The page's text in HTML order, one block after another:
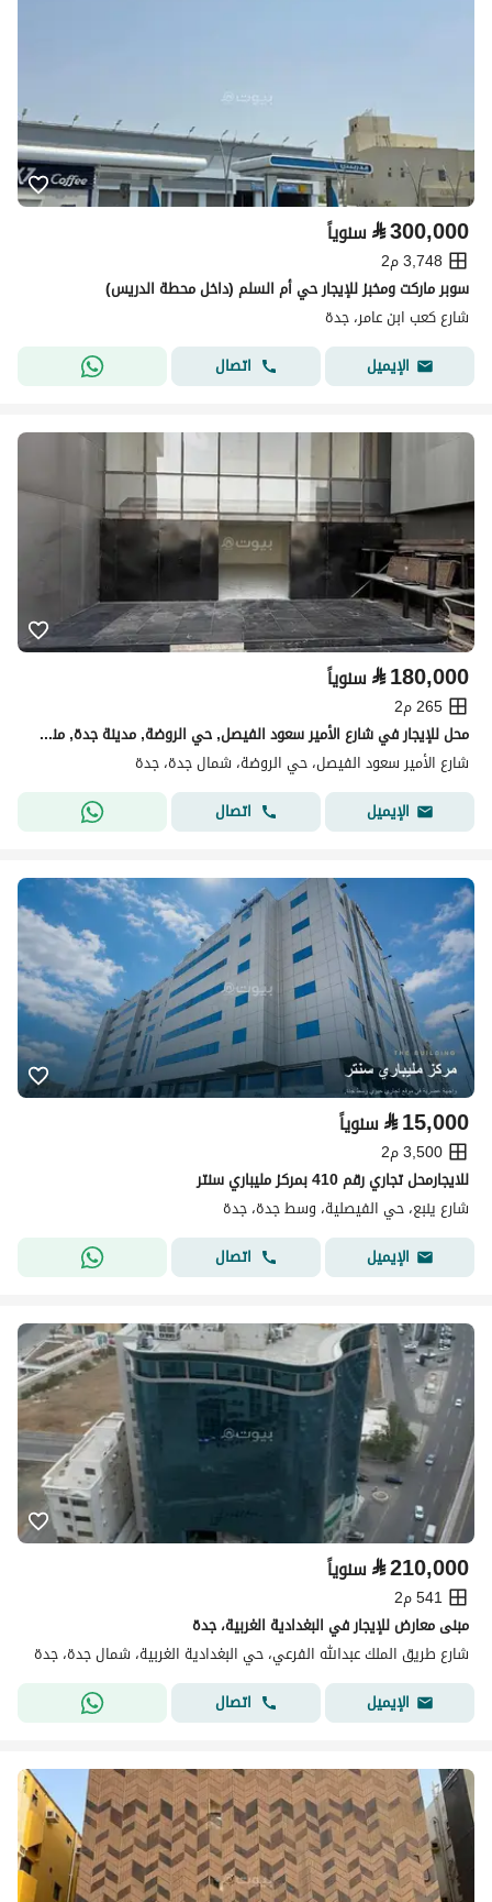
⃁300,000 سنوياً
3,748 م2
سوبر ماركت ومخبز للإيجار حي أم السلم (داخل محطة الدريس)
شارع كعب ابن عامر، جدة
الإيميل
اتصال
⃁180,000 سنوياً
265 م2
محل للإيجار في شارع الأمير سعود الفيصل, حي الروضة, مدينة جدة, منطقة مكة المكرمة
شارع الأمير سعود الفيصل، حي الروضة، شمال جدة، جدة
الإيميل
اتصال
⃁15,000 سنوياً
3,500 م2
للايجارمحل تجاري رقم 410 بمركز مليباري سنتر
شارع ينبع، حي الفيصلية، وسط جدة، جدة
الإيميل
اتصال
⃁210,000 سنوياً
541 م2
مبنى معارض للإيجار في البغدادية الغربية، جدة
شارع طريق الملك عبدالله الفرعي، حي البغدادية الغربية، شمال جدة، جدة
الإيميل
اتصال